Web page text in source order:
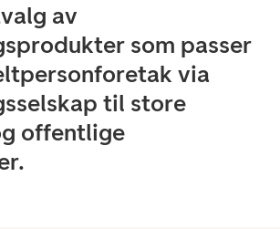
av
som passer
via
til store
offentlige